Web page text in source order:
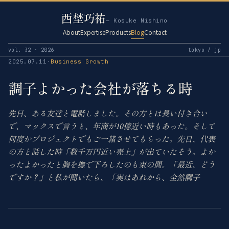
西埜巧祐— Kosuke Nishino
AboutExpertiseProductsBlogContact
vol. 32 · 2026 tokyo / jp
2025.07.11 · Business Growth
調子よかった会社が落ちる時
先日、ある友達と電話しました。その方とは長い付き合い
で、マックスで言うと、年商が10億近い時もあった。そして
何度かプロジェクトでもご一緒させてもらった。先日、代表
の方と話した時「数千万円近い売上」が出ていたそう。よか
ったよかったと胸を撫で下ろしたのも束の間。「最近、どう
ですか？」と私が聞いたら、「実はあれから、全然調子